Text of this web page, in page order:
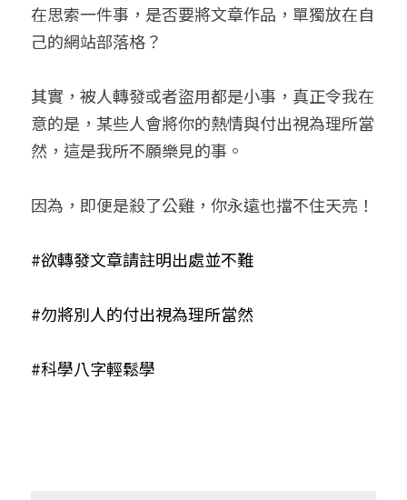
在思索一件事，是否要將文章作品，單獨放在自
己的網站部落格？
其實，被人轉發或者盜用都是小事，真正令我在
意的是，某些人會將你的熱情與付出視為理所當
然，這是我所不願樂見的事。
因為，即便是殺了公雞，你永遠也擋不住天亮！
#欲轉發文章請註明出處並不難
#勿將別人的付出視為理所當然
#科學八字輕鬆學